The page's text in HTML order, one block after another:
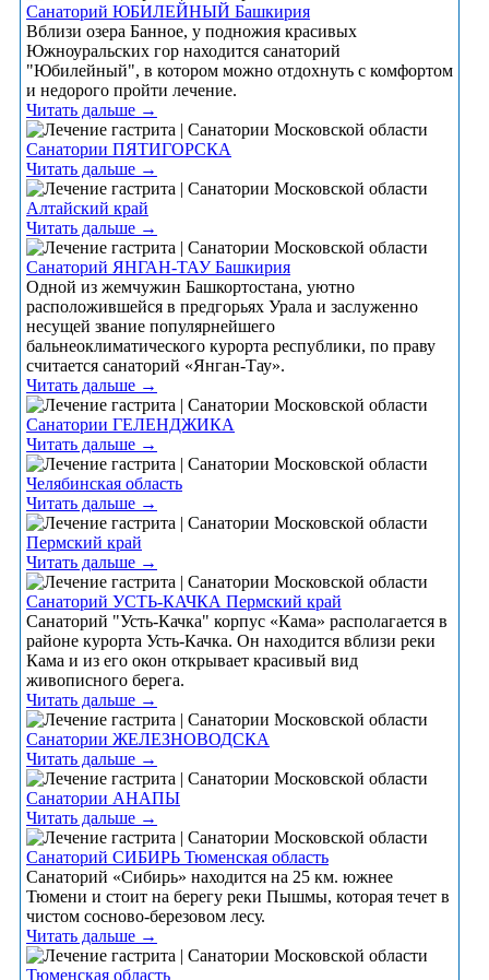
Санаторий ЮБИЛЕЙНЫЙ Башкирия
Вблизи озера Банное, у подножия красивых
Южноуральских гор находится санаторий
"Юбилейный", в котором можно отдохнуть с комфортом
и недорого пройти лечение.
Читать дальше →
Санатории ПЯТИГОРСКА
Читать дальше →
Алтайский край
Читать дальше →
Санаторий ЯНГАН-ТАУ Башкирия
Одной из жемчужин Башкортостана, уютно
расположившейся в предгорьях Урала и заслуженно
несущей звание популярнейшего
бальнеоклиматического курорта республики, по праву
считается санаторий «Янган-Тау».
Читать дальше →
Санатории ГЕЛЕНДЖИКА
Читать дальше →
Челябинская область
Читать дальше →
Пермский край
Читать дальше →
Санаторий УСТЬ-КАЧКА Пермский край
Санаторий "Усть-Качка" корпус «Кама» располагается в
районе курорта Усть-Качка. Он находится вблизи реки
Кама и из его окон открывает красивый вид
живописного берега.
Читать дальше →
Санатории ЖЕЛЕЗНОВОДСКА
Читать дальше →
Санатории АНАПЫ
Читать дальше →
Санаторий СИБИРЬ Тюменская область
Санаторий «Сибирь» находится на 25 км. южнее
Тюмени и стоит на берегу реки Пышмы, которая течет в
чистом сосново-березовом лесу.
Читать дальше →
Тюменская область